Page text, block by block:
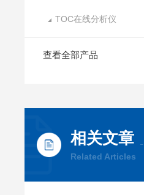
TOC在线分析仪
查看全部产品
相关文章
Related Articles